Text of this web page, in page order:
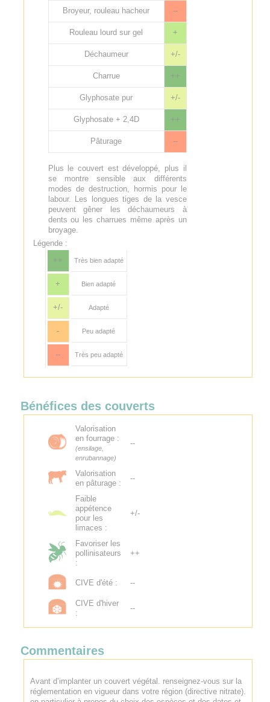
Broyeur, rouleau hacheur --
Rouleau lourd sur gel +
Déchaumeur +/-
Charrue ++
Glyphosate pur +/-
Glyphosate + 2,4D ++
Pâturage --
Plus le couvert est développé, plus il
se montre sensible aux différents
modes de destruction, hormis pour le
labour. Les longues tiges de la vesce
peuvent gêner les déchaumeurs à
dents ou les charrues même après un
broyage.
Légende :
++
Très bien adapté
+ Bien adapté
+/- Adapté
- Peu adapté
-- Très peu adapté
Bénéfices des couverts
Valorisation
en fourrage :
(ensilage,
enrubannage)
--
Valorisation
en pâturage :
--
Faible
appétence
pour les
limaces :
+/-
Favoriser les
pollinisateurs
:
++
CIVE d'été : --
CIVE d'hiver
:
--
Commentaires
Avant d’implanter un couvert végétal. renseignez-vous sur la
réglementation en vigueur dans votre région (directive nitrate).